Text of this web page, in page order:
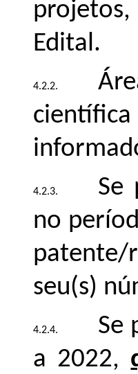
projetos,
Edital.
Se
no
seu(s)
Se
a 2022,